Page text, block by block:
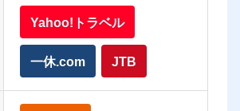
Yahoo!トラベル
一休.com JTB